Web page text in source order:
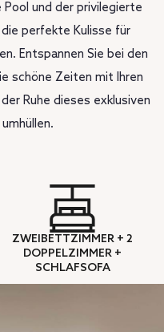
und der privilegierte
perfekte Kulisse für
Entspannen Sie bei den
schöne Zeiten mit Ihren
Ruhe dieses exklusiven
ZWEIBETTZIMMER + 2
DOPPELZIMMER +
SCHLAFSOFA